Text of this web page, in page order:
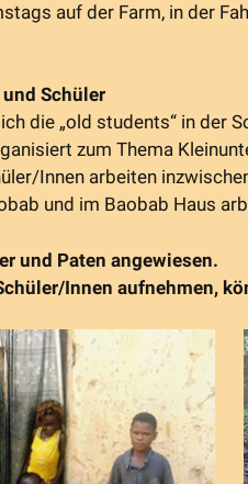
auf der Farm, in der
Schüler
die „old students“ in der
zum Thema
Innen arbeiten
und im Baobab Haus
und Paten angewiesen.
Innen aufnehmen,